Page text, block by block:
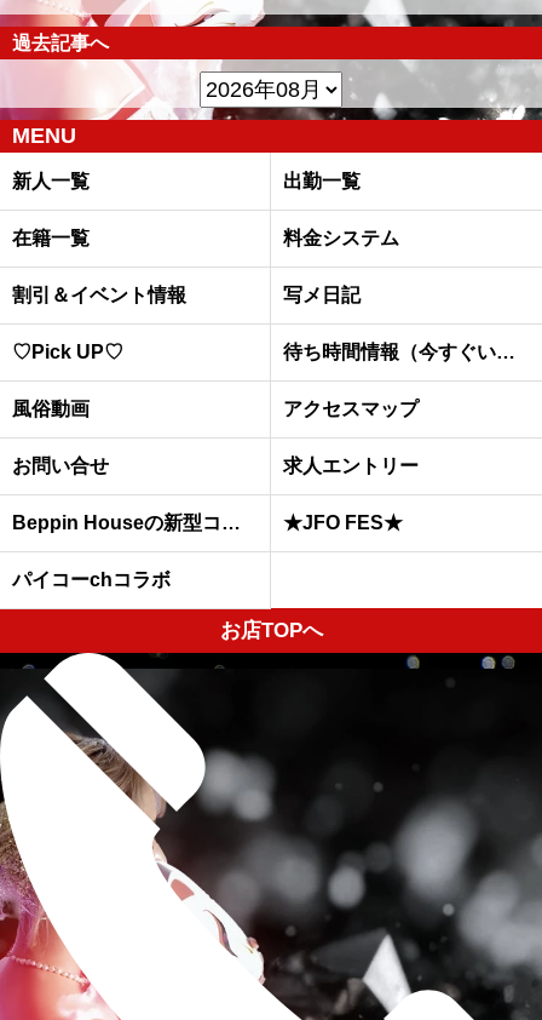
過去記事へ
MENU
新人一覧 出勤一覧
在籍一覧 料金システム
割引＆イベント情報 写メ日記
♡Pick UP♡
風俗動画 アクセスマップ
お問い合せ 求人エントリー
★JFO FES★
パイコーchコラボ
お店TOPへ